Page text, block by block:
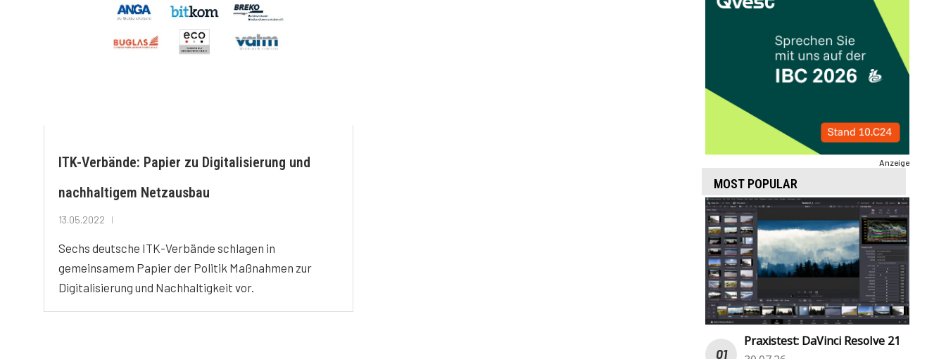
ITK-Verbände: Papier zu Digitalisierung und
nachhaltigem Netzausbau
13.05.2022
Sechs deutsche ITK-Verbände schlagen in
gemeinsamem Papier der Politik Maßnahmen zur
Digitalisierung und Nachhaltigkeit vor.
Anzeige
MOST POPULAR
Praxistest: DaVinci Resolve 21